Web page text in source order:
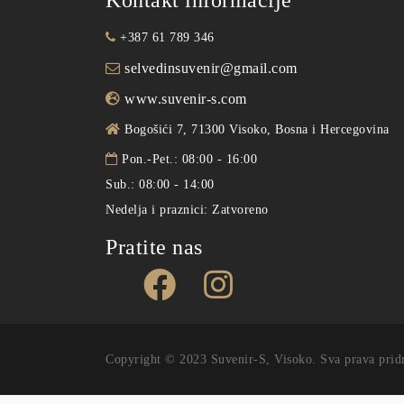
+387 61 789 346
selvedinsuvenir@gmail.com
www.suvenir-s.com
Bogošići 7, 71300 Visoko, Bosna i Hercegovina
Pon.-Pet.: 08:00 - 16:00
Sub.: 08:00 - 14:00
Nedelja i praznici: Zatvoreno
Pratite nas
Copyright © 2023 Suvenir-S, Visoko. Sva prava